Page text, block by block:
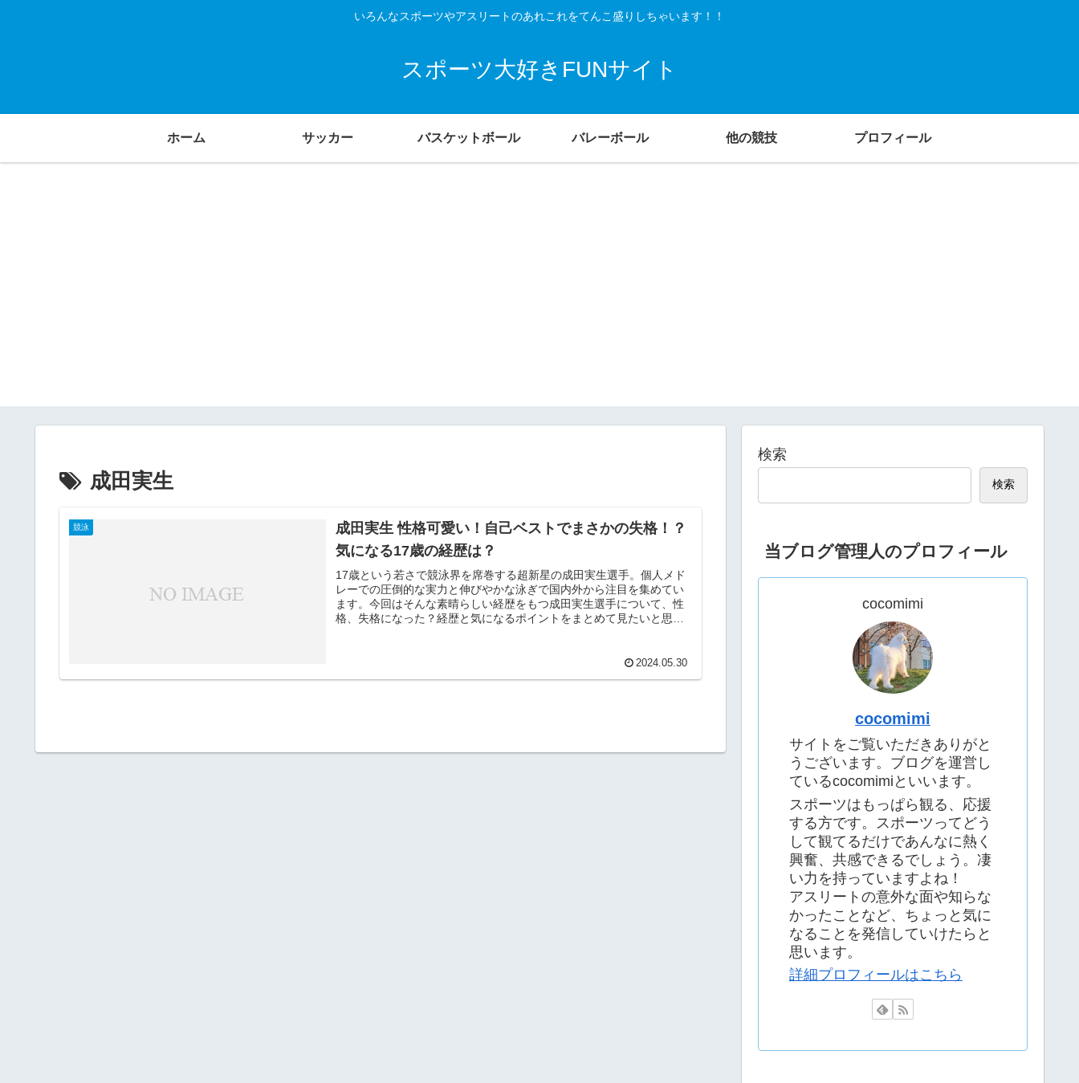
いろんなスポーツやアスリートのあれこれをてんこ盛りしちゃいます！！
スポーツ大好きFUNサイト
ホーム サッカー バスケットボール バレーボール 他の競技 プロフィール
成田実生
競泳
成田実生 性格可愛い！自己ベストでまさかの失格！？
気になる17歳の経歴は？
17歳という若さで競泳界を席巻する超新星の成田実生選手。個人メド
レーでの圧倒的な実力と伸びやかな泳ぎで国内外から注目を集めてい
ます。今回はそんな素晴らしい経歴をもつ成田実生選手について、性
格、失格になった？経歴と気になるポイントをまとめて見たいと思い
2024.05.30
検索
検索
当ブログ管理人のプロフィール
cocomimi
cocomimi
サイトをご覧いただきありがと
うございます。ブログを運営し
ているcocomimiといいます。
スポーツはもっぱら観る、応援
する方です。スポーツってどう
して観てるだけであんなに熱く
興奮、共感できるでしょう。凄
い力を持っていますよね！
アスリートの意外な面や知らな
かったことなど、ちょっと気に
なることを発信していけたらと
思います。
詳細プロフィールはこちら